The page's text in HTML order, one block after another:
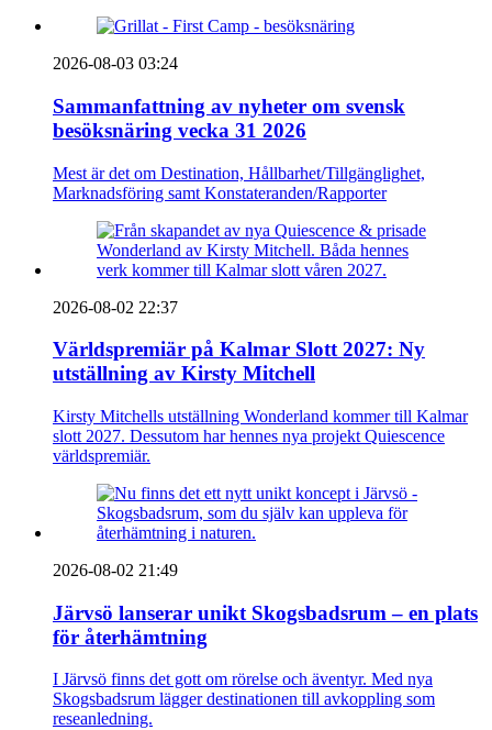
2026-08-03 03:24
Sammanfattning av nyheter om svensk
besöksnäring vecka 31 2026
Mest är det om Destination, Hållbarhet/Tillgänglighet,
Marknadsföring samt Konstateranden/Rapporter
2026-08-02 22:37
Världspremiär på Kalmar Slott 2027: Ny
utställning av Kirsty Mitchell
Kirsty Mitchells utställning Wonderland kommer till Kalmar
slott 2027. Dessutom har hennes nya projekt Quiescence
världspremiär.
2026-08-02 21:49
Järvsö lanserar unikt Skogsbadsrum – en plats
för återhämtning
I Järvsö finns det gott om rörelse och äventyr. Med nya
Skogsbadsrum lägger destinationen till avkoppling som
reseanledning.